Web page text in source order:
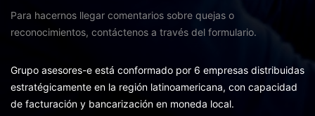
Para hacernos llegar comentarios sobre quejas o
reconocimientos, contáctenos a través del formulario.
Grupo asesores-e está conformado por 6 empresas distribuidas
estratégicamente en la región latinoamericana, con capacidad
de facturación y bancarización en moneda local.